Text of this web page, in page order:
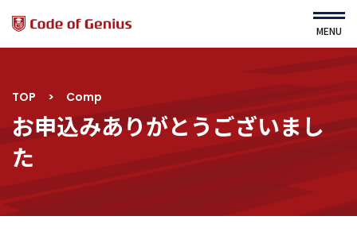
MENU
HOME
コース・カリキュラム
運営会社
TOP > Comp
お申込みありがとうございまし
た